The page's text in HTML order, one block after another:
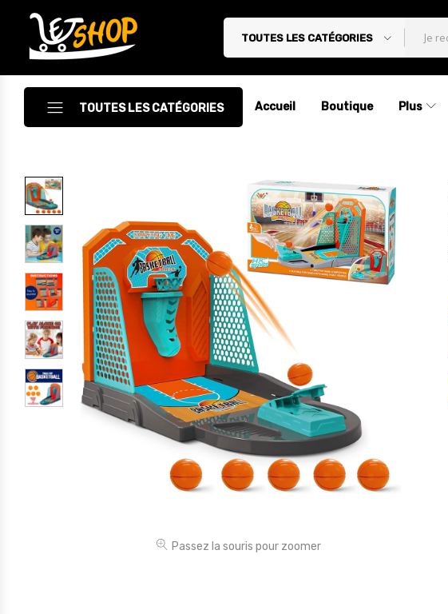
Letshop.dz
TOUTES LES CATÉGORIES
TOUTES LES CATÉGORIES
Accessoires
Accessoires Auto/Moto
Accessoires PC
Camping & Randonnée
Cuisine
Décoration
Electroménager
Électronique
Jouets
Accueil Boutique Plus
Passez la souris pour zoomer